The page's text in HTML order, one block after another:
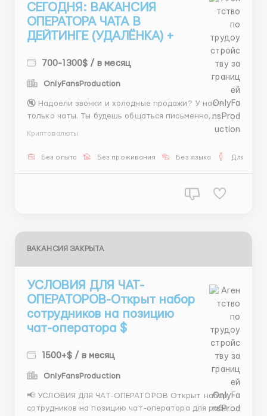
СЕГОДНЯ: ВАКАНСИЯ
ОПЕРАТОРА ЧАТА В
ДЕЙТИНГЕ (УДАЛЁНКА) +
700-1300$ / в месяц
OnlyFansProduction
🔇 Надоели звонки и холодные продажи? У нас —
только чаты. Ты будешь общаться письменно,
продумывать ответы и выстраивать диалог так, как
интровертов и всех, кто силён в тексте.
Криптовалюты
Без опыта Без проживания Без языка Для
ВАКАНСИЯ ЗАКРЫТА
УСЛОВИЯ ДЛЯ ЧАТ-
ОПЕРАТОРОВ-Открыт набор
сотрудников на позицию
чат-оператора $
1500+$ / в месяц
OnlyFansProduction
📢 УСЛОВИЯ ДЛЯ ЧАТ-ОПЕРАТОРОВ Открыт набор
сотрудников на позицию чат-оператора для работы